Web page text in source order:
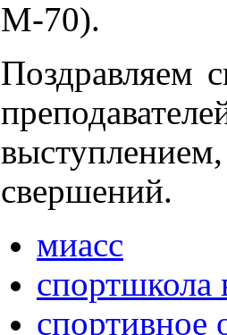
М-70).
Поздравляем
свершений.
миасс
спортшкола
спортивное